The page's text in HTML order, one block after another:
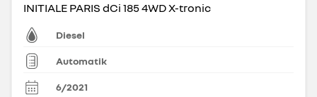
INITIALE PARIS dCi 185 4WD X-tronic
Diesel
Automatik
6/2021